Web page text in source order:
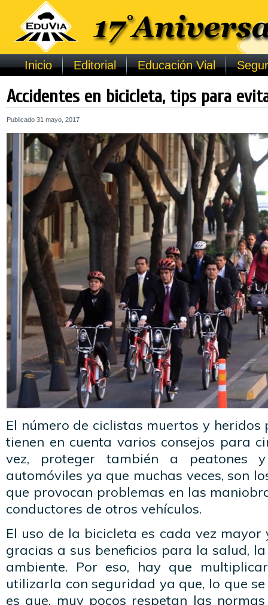
Inicio Editorial Educación Vial
Accidentes en bicicleta, tips para
Publicado 31 mayo, 2017
El número de ciclistas muertos y heridos
tienen en cuenta varios consejos para
vez, proteger también a peatones
automóviles ya que muchas veces, son
que provocan problemas en las
conductores de otros vehículos.
El uso de la bicicleta es cada vez
gracias a sus beneficios para la salud,
ambiente. Por eso, hay que
utilizarla con seguridad ya que, lo que
es que, muy pocos respetan las